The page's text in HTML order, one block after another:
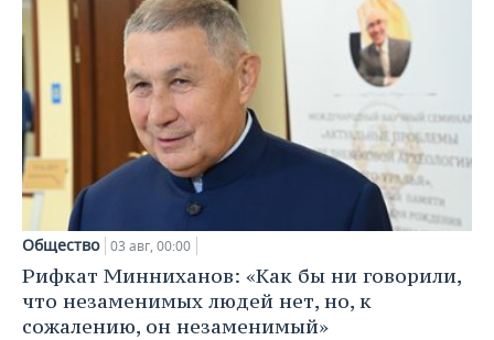
Общество 03 авг, 00:00
Рифкат Минниханов: «Как бы ни говорили,
что незаменимых людей нет, но, к
сожалению, он незаменимый»